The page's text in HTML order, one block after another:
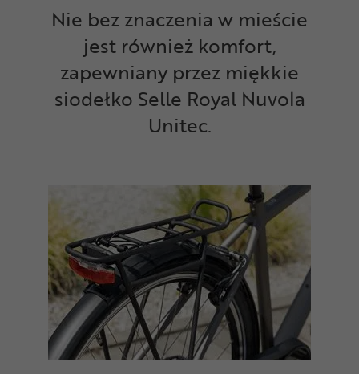
Nie bez znaczenia w mieście
jest również komfort,
zapewniany przez miękkie
siodełko Selle Royal Nuvola
Unitec.